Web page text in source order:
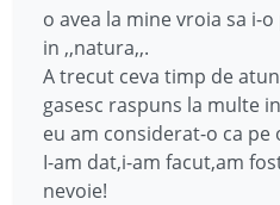
o avea la mine vroia sa i-
in ,,natura,,.
A trecut ceva timp de
gasesc raspuns la multe
eu am considerat-o ca pe
I-am dat,i-am facut,am
nevoie!